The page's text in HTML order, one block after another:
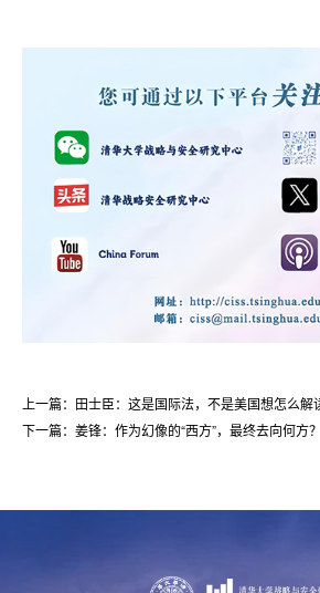
上一篇：田士臣：这是国际法，不是美国想怎么解
下一篇：姜锋：作为幻像的“西方”，最终去向何方？